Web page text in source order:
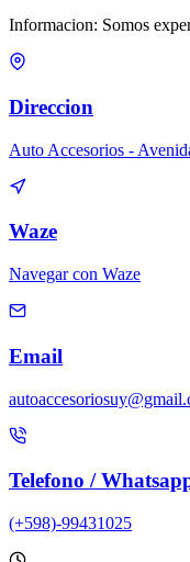
Informacion: Somos
Direccion
Auto Accesorios -
Waze
Navegar con Waze
Email
Telefono /
(+598)-99431025